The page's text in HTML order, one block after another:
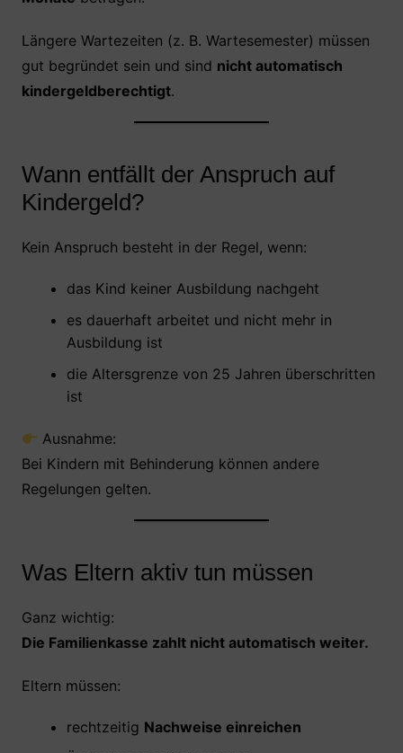
Längere Wartezeiten (z. B. Wartesemester) müssen
gut begründet sein und sind nicht automatisch
kindergeldberechtigt.
Wann entfällt der Anspruch auf
Kindergeld?
Kein Anspruch besteht in der Regel, wenn:
das Kind keiner Ausbildung nachgeht
es dauerhaft arbeitet und nicht mehr in
Ausbildung ist
die Altersgrenze von 25 Jahren überschritten
ist
Ausnahme:
Bei Kindern mit Behinderung können andere
Regelungen gelten.
Was Eltern aktiv tun müssen
Ganz wichtig:
Die Familienkasse zahlt nicht automatisch weiter.
Eltern müssen:
rechtzeitig Nachweise einreichen